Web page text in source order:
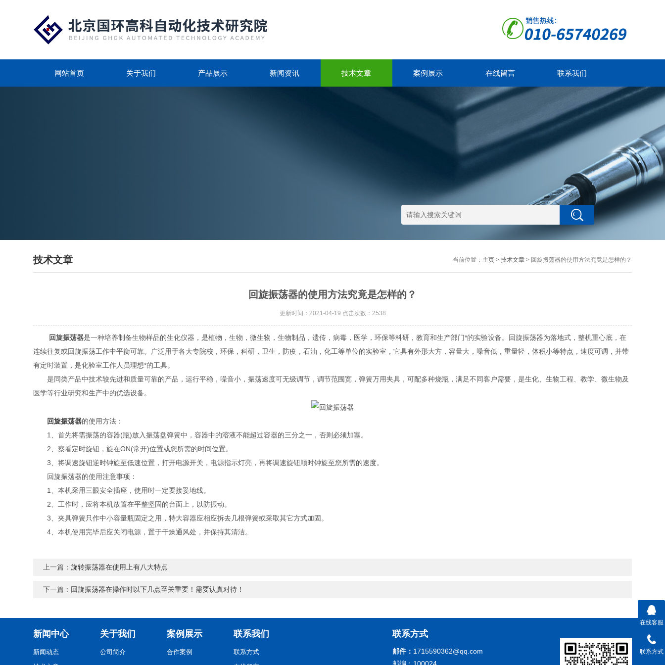
网站首页 关于我们 产品展示 新闻资讯 技术文章 案例展示 在线留言 联系我们
技术文章 当前位置： 主页> 技术文章> 回旋振荡器的使用方法究竟是怎样的？
回旋振荡器的使用方法究竟是怎样的？
更新时间：2021-04-19 点击次数：2538
回旋振荡器是一种培养制备生物样品的生化仪器，是植物，生物，微生物，生物制品，遗传，病毒，医学，环保等科研，教育和生产部门*的实验设备。回旋振荡器为落地式，整机重心底，在
连续往复或回旋振荡工作中平衡可靠。广泛用于各大专院校，环保，科研，卫生，防疫，石油，化工等单位的实验室，它具有外形大方，容量大，噪音低，重量轻，体积小等特点，速度可调，并带
有定时装置，是化验室工作人员理想*的工具。
是同类产品中技术较先进和质量可靠的产品，运行平稳，噪音小，振荡速度可无级调节，调节范围宽，弹簧万用夹具，可配多种烧瓶，满足不同客户需要，是生化、生物工程、教学、微生物及
医学等行业研究和生产中的优选设备。
回旋振荡器的使用方法：
1、首先将需振荡的容器(瓶)放入振荡盘弹簧中，容器中的溶液不能超过容器的三分之一，否则必须加塞。
2、察看定时旋钮，旋在ON(常开)位置或您所需的时间位置。
3、将调速旋钮逆时钟旋至低速位置，打开电源开关，电源指示灯亮，再将调速旋钮顺时钟旋至您所需的速度。
回旋振荡器的使用注意事项：
1、本机采用三眼安全插座，使用时一定要接妥地线。
2、工作时，应将本机放置在平整坚固的台面上，以防振动。
3、夹具弹簧只作中小容量瓶固定之用，特大容器应相应拆去几根弹簧或采取其它方式加固。
4、本机使用完毕后应关闭电源，置于干燥通风处，并保持其清洁。
上一篇：旋转振荡器在使用上有八大特点
下一篇： 回旋振荡器在操作时以下几点至关重要！需要认真对待！
新闻中心
新闻动态
关于我们
公司简介
案例展示
合作案例
联系我们
联系方式
联系方式
邮件： 1715590362@qq.com
在线客服
联系方式